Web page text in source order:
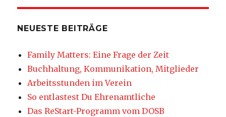
NEUESTE BEITRÄGE
Family Matters: Eine Frage der Zeit
Buchhaltung, Kommunikation, Mitglieder
Arbeitsstunden im Verein
So entlastest Du Ehrenamtliche
Das ReStart-Programm vom DOSB